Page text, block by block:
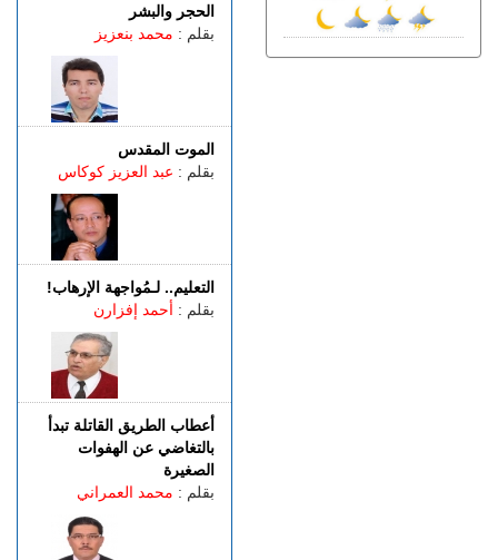
الحجر والبشر
بقلم : محمد بنعزيز
الموت المقدس
بقلم : عبد العزيز كوكاس
التعليم.. لـمُواجهة الإرهاب!
بقلم : أحمد إفزارن
أعطاب الطريق القاتلة تبدأ
بالتغاضي عن الهفوات
الصغيرة
بقلم : محمد العمراني
الجمعة 07 غشت | 14:52
تفوق الـ40 درجة.. المغرب